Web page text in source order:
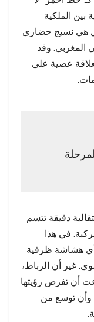
بين الملكية
هي نسيج حضاري
المغربي. وقد
عصية على
دقيقة تتسم
في هذا
أي هشاشة ظرفية
غير أن الرباط،
أن تفرض رؤيتها
وأن توسع من